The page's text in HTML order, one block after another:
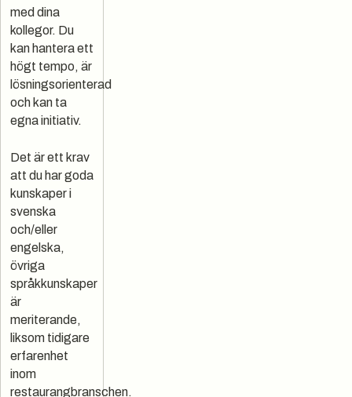
med dina
kollegor. Du
kan hantera ett
högt tempo, är
lösningsorienterad
och kan ta
egna initiativ.
Det är ett krav
att du har goda
kunskaper i
svenska
och/eller
engelska,
övriga
språkkunskaper
är
meriterande,
liksom tidigare
erfarenhet
inom
restaurangbranschen.